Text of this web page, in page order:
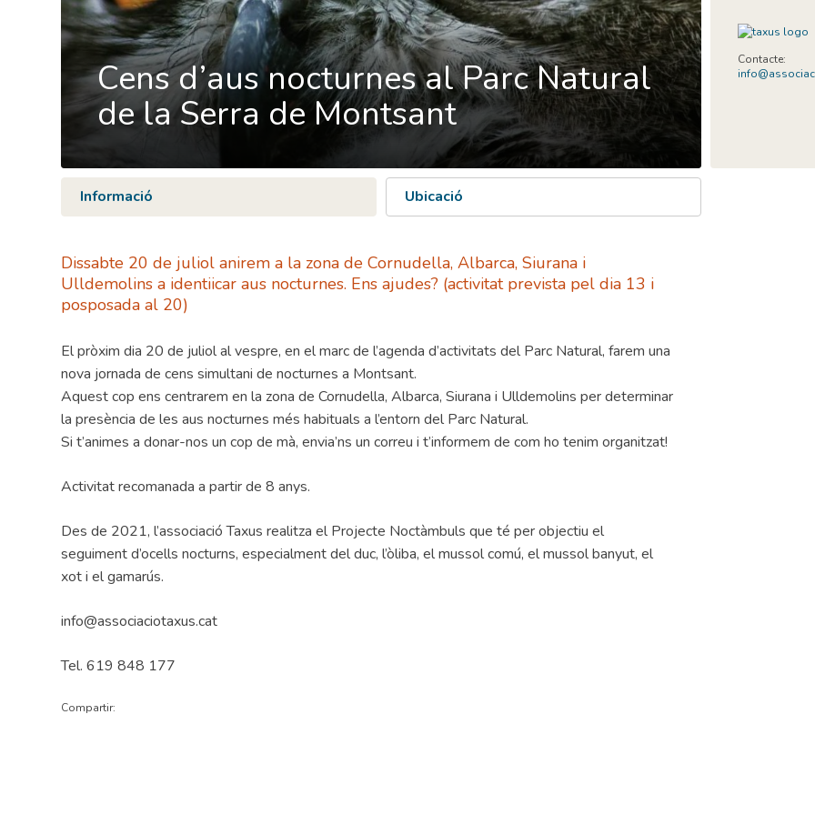
Cens d’aus nocturnes al Parc Natural
de la Serra de Montsant
Contacte:
Informació Ubicació
Dissabte 20 de juliol anirem a la zona de Cornudella, Albarca, Siurana i
Ulldemolins a identiicar aus nocturnes. Ens ajudes? (activitat prevista pel dia 13 i
posposada al 20)
El pròxim dia 20 de juliol al vespre, en el marc de l’agenda d’activitats del Parc Natural, farem una
nova jornada de cens simultani de nocturnes a Montsant.
Aquest cop ens centrarem en la zona de Cornudella, Albarca, Siurana i Ulldemolins per determinar
la presència de les aus nocturnes més habituals a l’entorn del Parc Natural.
Si t’animes a donar-nos un cop de mà, envia’ns un correu i t’informem de com ho tenim organitzat!
Activitat recomanada a partir de 8 anys.
Des de 2021, l’associació Taxus realitza el Projecte Noctàmbuls que té per objectiu el
seguiment d’ocells nocturns, especialment del duc, l’òliba, el mussol comú, el mussol banyut, el
xot i el gamarús.
info@associaciotaxus.cat
Tel. 619 848 177
Compartir: